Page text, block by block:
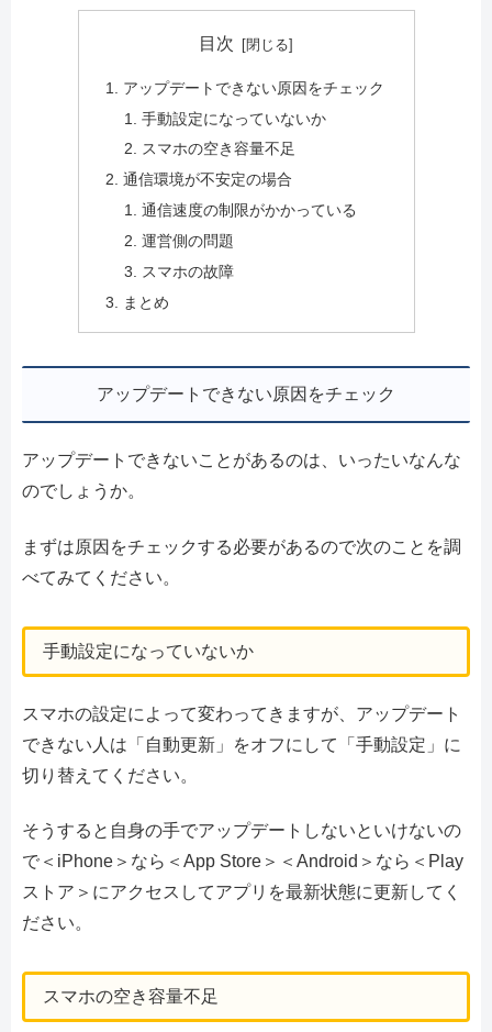
目次
アップデートできない原因をチェック
手動設定になっていないか
スマホの空き容量不足
通信環境が不安定の場合
通信速度の制限がかかっている
運営側の問題
スマホの故障
まとめ
アップデートできない原因をチェック
アップデートできないことがあるのは、いったいなんな
のでしょうか。
まずは原因をチェックする必要があるので次のことを調
べてみてください。
手動設定になっていないか
スマホの設定によって変わってきますが、アップデート
できない人は「自動更新」をオフにして「手動設定」に
切り替えてください。
そうすると自身の手でアップデートしないといけないの
で＜iPhone＞なら＜App Store＞＜Android＞なら＜Play
ストア＞にアクセスしてアプリを最新状態に更新してく
ださい。
スマホの空き容量不足